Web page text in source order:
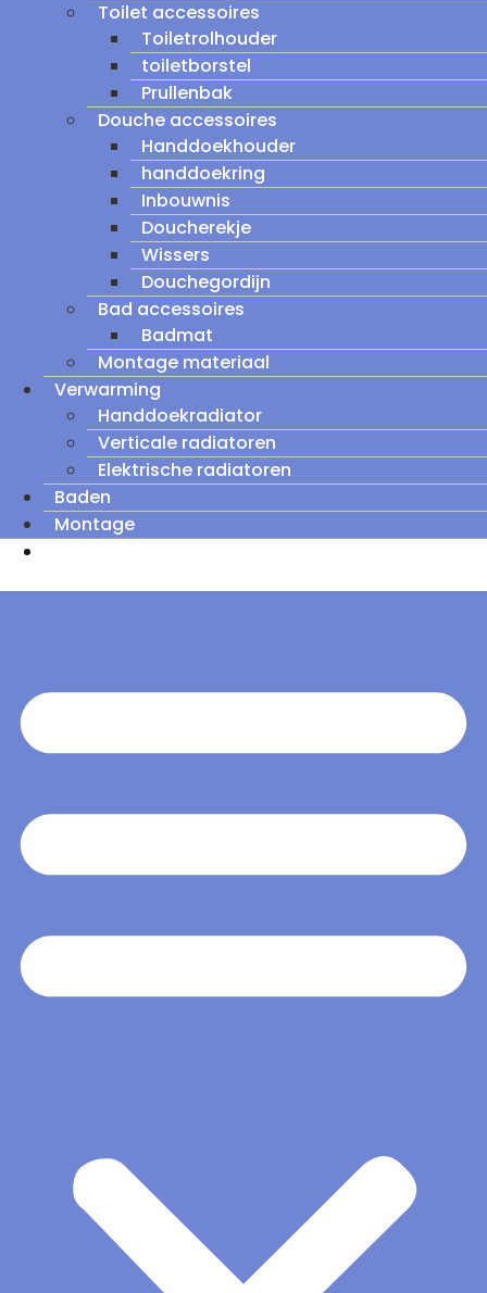
Toilet accessoires
Toiletrolhouder
toiletborstel
Prullenbak
Douche accessoires
Handdoekhouder
handdoekring
Inbouwnis
Doucherekje
Wissers
Douchegordijn
Bad accessoires
Badmat
Montage materiaal
Verwarming
Handdoekradiator
Verticale radiatoren
Elektrische radiatoren
Baden
Montage